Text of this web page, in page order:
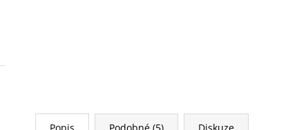
Popis Podobné (5) Diskuze